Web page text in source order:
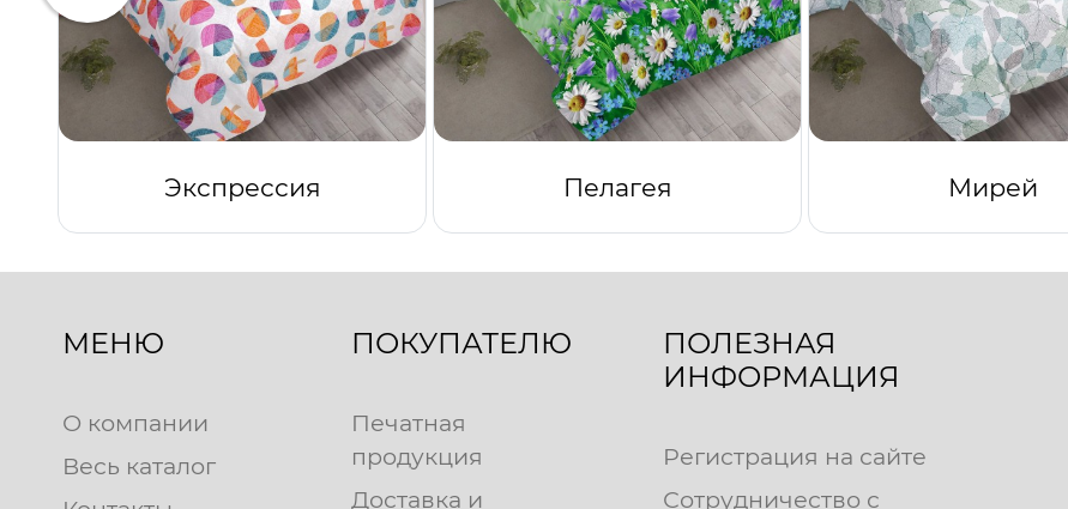
Экспрессия Пелагея Мирей
МЕНЮ
О компании
Весь каталог
ПОКУПАТЕЛЮ
Печатная
продукция
Доставка и
ПОЛЕЗНАЯ
ИНФОРМАЦИЯ
Регистрация на сайте
Сотрудничество с